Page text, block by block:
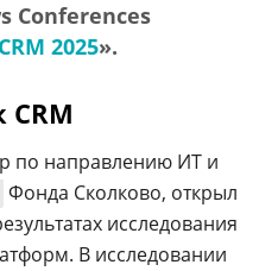
Conferences
2025».
по направлению ИТ и
Фонда Сколково, открыл
исследования
В исследовании